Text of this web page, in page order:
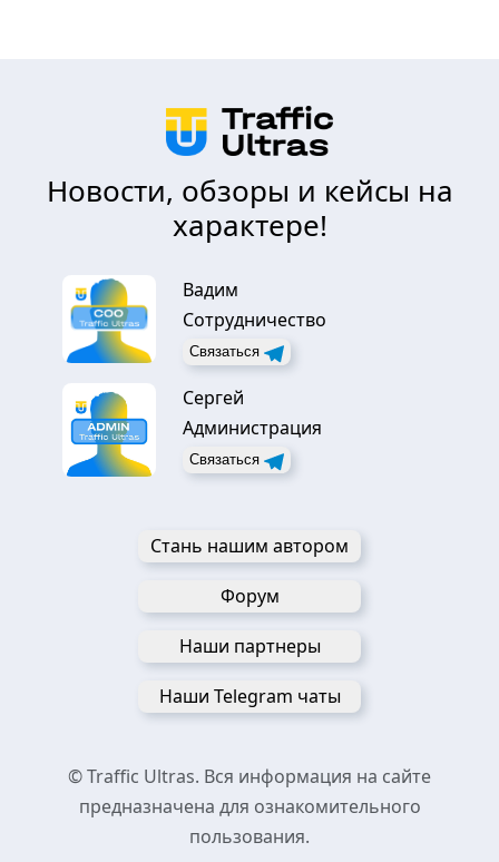
Новости, обзоры и кейсы на
характере!
Вадим
Сотрудничество
Связаться
Сергей
Администрация
Связаться
Стань нашим автором
Форум
Наши партнеры
Наши Telegram чаты
© Traffic Ultras. Вся информация на сайте
предназначена для ознакомительного
пользования.